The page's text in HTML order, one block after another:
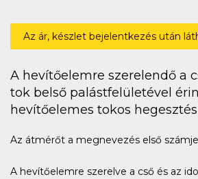
Az ár, készlet bejelentkezés után
A hevítőelemre szerelendő a
tok belső palástfelületével
hevítőelemes tokos
Az átmérőt a megnevezés első
A hevítőelemre szerelve a cső és az